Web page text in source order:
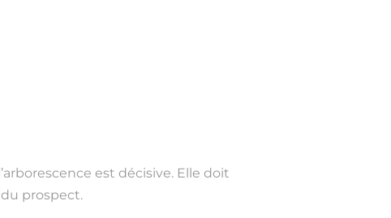
est décisive. Elle doit
prospect.